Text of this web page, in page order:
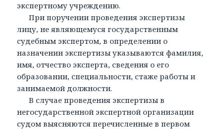
экспертному учреждению.
При поручении проведения экспертизы
лицу, не являющемуся государственным
судебным экспертом, в определении о
назначении экспертизы указываются фамилия,
имя, отчество эксперта, сведения о его
образовании, специальности, стаже работы и
занимаемой должности.
В случае проведения экспертизы в
негосударственной экспертной организации
судом выясняются перечисленные в первом